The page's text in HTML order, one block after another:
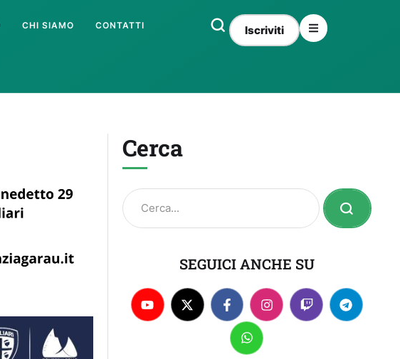
CHI SIAMO CONTATTI Iscriviti
Cerca
SEGUICI ANCHE SU